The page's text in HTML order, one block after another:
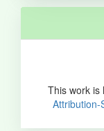
This work is
Attribution-